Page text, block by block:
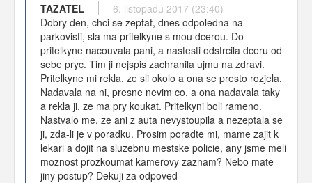
TAZATEL
6. listopadu 2017 (23:40)
Dobry den, chci se zeptat, dnes odpoledna na
parkovisti, sla ma pritelkyne s mou dcerou. Do
pritelkyne nacouvala pani, a nastesti odstrcila dceru od
sebe pryc. Tim ji nejspis zachranila ujmu na zdravi.
Pritelkyne mi rekla, ze sli okolo a ona se presto rozjela.
Nadavala na ni, presne nevim co, a ona nadavala taky
a rekla ji, ze ma pry koukat. Pritelkyni boli rameno.
Nastvalo me, ze ani z auta nevystoupila a nezeptala se
ji, zda-li je v poradku. Prosim poradte mi, mame zajit k
lekari a dojit na sluzebnu mestske policie, any jsme meli
moznost prozkoumat kamerovy zaznam? Nebo mate
jiny postup? Dekuji za odpoved